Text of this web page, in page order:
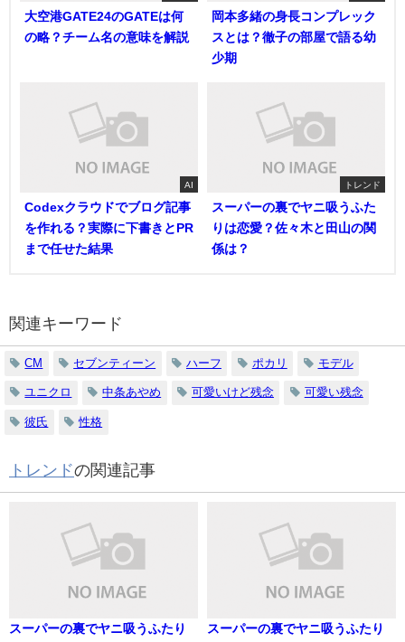
大空港GATE24のGATEは何
の略？チーム名の意味を解説
岡本多緒の身長コンプレック
スとは？徹子の部屋で語る幼
少期
AI
Codexクラウドでブログ記事
を作れる？実際に下書きとPR
まで任せた結果
トレンド
スーパーの裏でヤニ吸うふた
りは恋愛？佐々木と田山の関
係は？
関連キーワード
CM セブンティーン ハーフ ポカリ モデル
ユニクロ 中条あやめ 可愛いけど残念 可愛い残念
彼氏 性格
トレンドの関連記事
スーパーの裏でヤニ吸うふたり
スーパーの裏でヤニ吸うふたり